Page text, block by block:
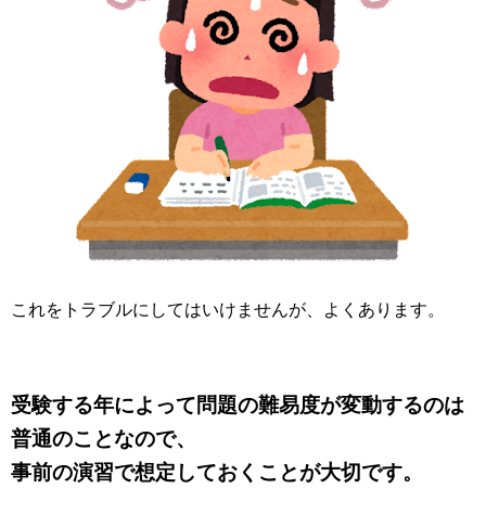
これをトラブルにしてはいけませんが、よくあります。
受験する年によって問題の難易度が変動するのは
普通のことなので、
事前の演習で想定しておくことが大切です。